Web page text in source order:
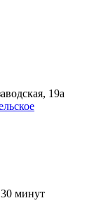
19а
30 минут